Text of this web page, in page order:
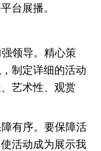
台展播。
强领导。精心策
制定详细的活动
艺术性、观赏
障有序。要保障活
活动成为展示我